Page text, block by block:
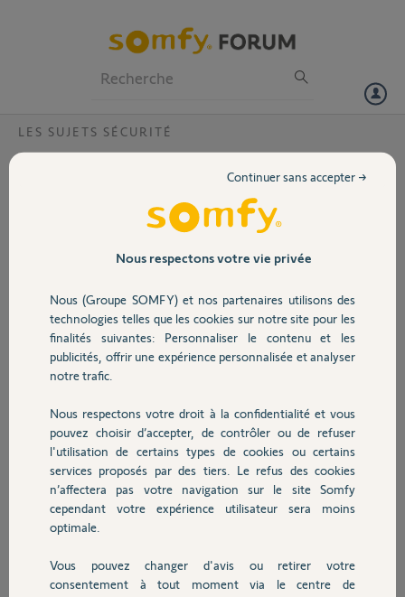
Volet
Sécurité
Domotique
Chauffage
Autres produits
Devis avec un pro
LES SUJETS SÉCURITÉ
problème de connexion alarme somfy via
je vous contacte car il m'est impossible de me connecter via l
application somfy afin de mettre mon alarme en route via le 4G
impossible par la 4G mais possible via le wifi depuis mon tel
code somfy 620706
merci de votre aide
Bertrand R.
il y a environ 8 ans
Participer au fil de discussion
Bonjour Bertrand,
Votre Centrale ne se met plus à jours avec nos serveurs depuis quelques
Nous respectons votre vie privée
Nous (Groupe SOMFY) et nos partenaires utilisons des
technologies telles que les cookies sur notre site pour les
finalités suivantes: Personnaliser le contenu et les
publicités, offrir une expérience personnalisée et analyser
notre trafic.
Nous respectons votre droit à la confidentialité et vous
pouvez choisir d’accepter, de contrôler ou de refuser
l'utilisation de certains types de cookies ou certains
services proposés par des tiers. Le refus des cookies
n’affectera pas votre navigation sur le site Somfy
cependant votre expérience utilisateur sera moins
optimale.
Vous pouvez changer d'avis ou retirer votre
consentement à tout moment via le centre de
Continuer sans accepter →